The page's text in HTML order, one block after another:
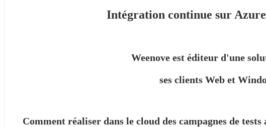
Intégration continue sur
Weenove est éditeur d'une
ses clients Web et
Comment réaliser dans le cloud des campagnes de